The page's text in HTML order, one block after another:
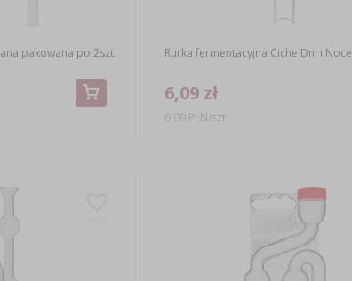
pakowana po 2szt. Rurka fermentacyjna Ciche Dni i Noce
6,09 zł
6,09 PLN/szt.